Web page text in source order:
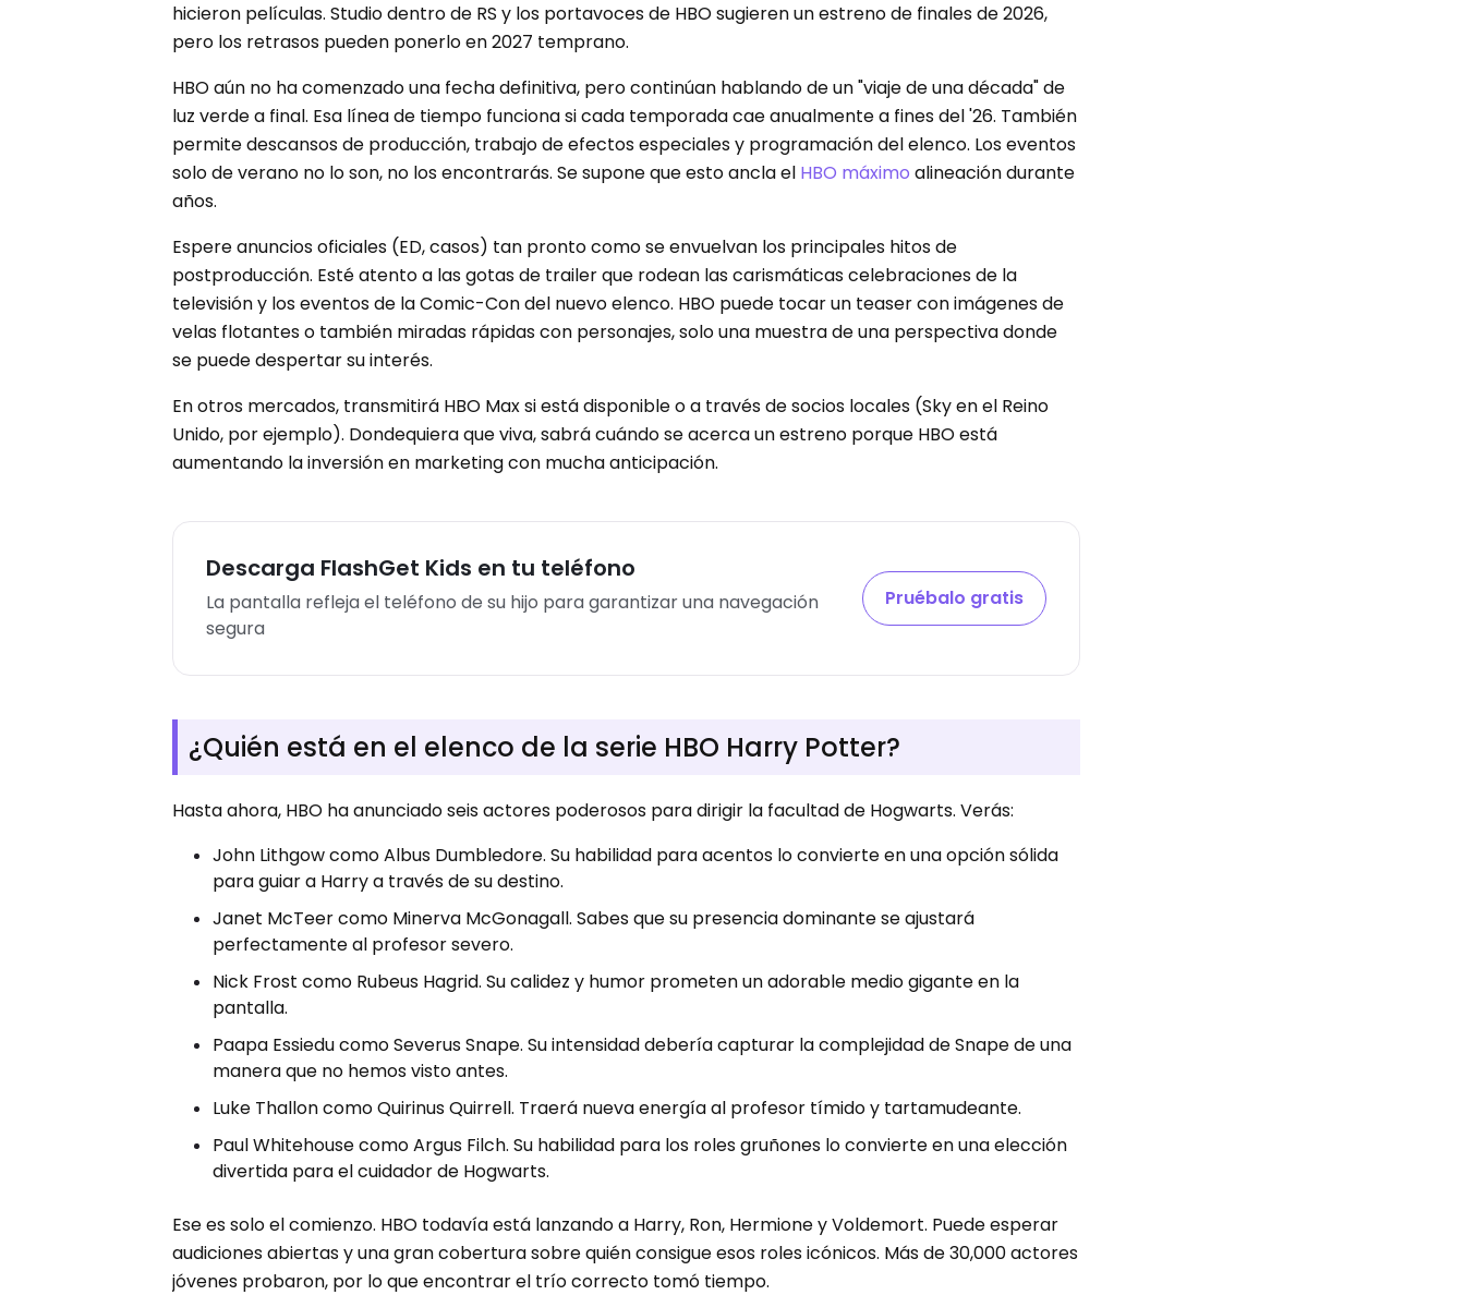
hicieron películas. Studio dentro de RS y los portavoces de HBO sugieren un estreno de finales de 2026,
pero los retrasos pueden ponerlo en 2027 temprano.
HBO aún no ha comenzado una fecha definitiva, pero continúan hablando de un "viaje de una década" de
luz verde a final. Esa línea de tiempo funciona si cada temporada cae anualmente a fines del '26. También
permite descansos de producción, trabajo de efectos especiales y programación del elenco. Los eventos
solo de verano no lo son, no los encontrarás. Se supone que esto ancla el HBO máximo alineación durante
años.
Espere anuncios oficiales (ED, casos) tan pronto como se envuelvan los principales hitos de
postproducción. Esté atento a las gotas de trailer que rodean las carismáticas celebraciones de la
televisión y los eventos de la Comic-Con del nuevo elenco. HBO puede tocar un teaser con imágenes de
velas flotantes o también miradas rápidas con personajes, solo una muestra de una perspectiva donde
se puede despertar su interés.
En otros mercados, transmitirá HBO Max si está disponible o a través de socios locales (Sky en el Reino
Unido, por ejemplo). Dondequiera que viva, sabrá cuándo se acerca un estreno porque HBO está
aumentando la inversión en marketing con mucha anticipación.
Descarga FlashGet Kids en tu teléfono
La pantalla refleja el teléfono de su hijo para garantizar una navegación
segura
Pruébalo gratis
¿Quién está en el elenco de la serie HBO Harry Potter?
Hasta ahora, HBO ha anunciado seis actores poderosos para dirigir la facultad de Hogwarts. Verás:
John Lithgow como Albus Dumbledore. Su habilidad para acentos lo convierte en una opción sólida
para guiar a Harry a través de su destino.
Janet McTeer como Minerva McGonagall. Sabes que su presencia dominante se ajustará
perfectamente al profesor severo.
Nick Frost como Rubeus Hagrid. Su calidez y humor prometen un adorable medio gigante en la
pantalla.
Paapa Essiedu como Severus Snape. Su intensidad debería capturar la complejidad de Snape de una
manera que no hemos visto antes.
Luke Thallon como Quirinus Quirrell. Traerá nueva energía al profesor tímido y tartamudeante.
Paul Whitehouse como Argus Filch. Su habilidad para los roles gruñones lo convierte en una elección
divertida para el cuidador de Hogwarts.
Ese es solo el comienzo. HBO todavía está lanzando a Harry, Ron, Hermione y Voldemort. Puede esperar
audiciones abiertas y una gran cobertura sobre quién consigue esos roles icónicos. Más de 30,000 actores
jóvenes probaron, por lo que encontrar el trío correcto tomó tiempo.